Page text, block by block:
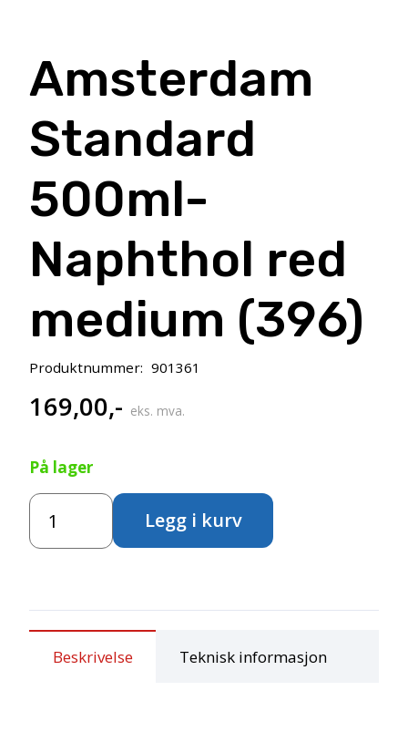
Amsterdam
Standard
500ml-
Naphthol red
medium (396)
Produktnummer: 901361
169,00,- eks. mva.
På lager
Amsterdam
Standard
500ml-
Legg i kurv
Beskrivelse Teknisk informasjon